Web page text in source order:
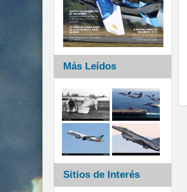
Más Leídos
Sitios de Interés